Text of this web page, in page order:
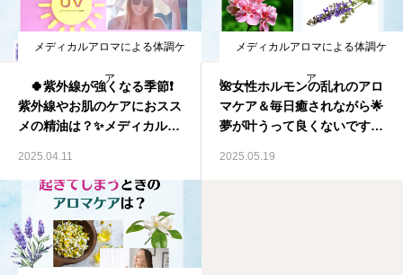
メディカルアロマによる体調ケ
ア
🍀紫外線が強くなる季節❗
紫外線やお肌のケアにおスス
メの精油は？✨メディカルア
2025.04.11
メディカルアロマによる体調ケ
ア
🌺女性ホルモンの乱れのアロ
マケア＆毎日癒されながら🌟
夢が叶うって良くないです
2025.05.19